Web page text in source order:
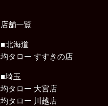
店舗一覧
■北海道
均タロー すすきの店
■埼玉
均タロー 大宮店
均タロー 川越店